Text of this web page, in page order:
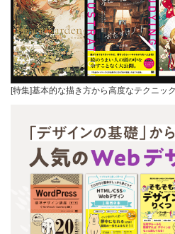
[特集]基本的な描き方から高度なテクニッ